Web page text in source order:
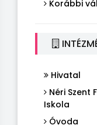
Korábbi
Hivatal
Néri Szent
Iskola
Óvoda